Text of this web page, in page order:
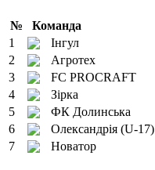
№ Команда
1
Інгул
2
Агротех
3
FC PROCRAFT
4
Зірка
5
ФК Долинська
6
Олександрія (U-17)
7
Новатор